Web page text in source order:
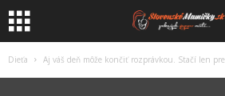
Dieťa Aj váš deň môže končiť rozprávkou. Stačí len